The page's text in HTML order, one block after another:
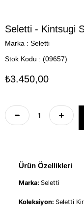
Seletti - Kintsugi
Marka : Seletti
Stok Kodu
(09657)
₺3.450,00
Ürün Özellikleri
Marka: Seletti
Koleksiyon: Seletti